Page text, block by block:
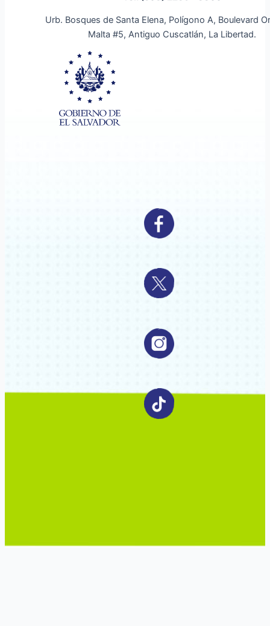
Urb. Bosques de Santa Elena, Polígono A, Boulevard
Malta #5, Antiguo Cuscatlán, La Libertad.